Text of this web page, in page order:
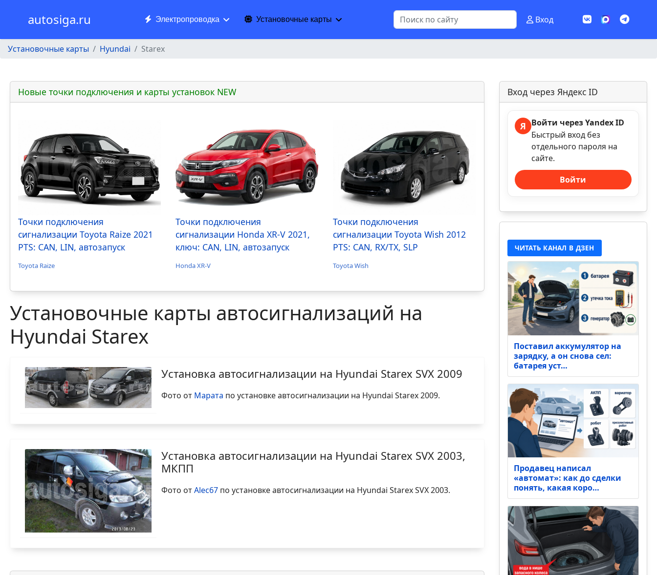
autosiga.ru Электропроводка Установочные карты Поиск Вход
Установочные карты Hyundai Starex
Новые точки подключения и карты установок NEW
Точки подключения
сигнализации Toyota Raize 2021
PTS: CAN, LIN, автозапуск
Toyota Raize
Точки подключения
сигнализации Honda XR-V 2021,
ключ: CAN, LIN, автозапуск
Honda XR-V
Точки подключения
сигнализации Toyota Wish 2012
PTS: CAN, RX/TX, SLP
Toyota Wish
Установочные карты автосигнализаций на
Hyundai Starex
Установка автосигнализации на Hyundai Starex SVX 2009
Фото от Марата по установке автосигнализации на Hyundai Starex 2009.
Установка автосигнализации на Hyundai Starex SVX 2003,
MКПП
Фото отAlec67по установке автосигнализации на Hyundai Starex SVX 2003.
Вход через Яндекс ID
Я Войти через Yandex ID
Быстрый вход без
отдельного пароля на
сайте.
Войти
ЧИТАТЬ КАНАЛ В ДЗЕН
Поставил аккумулятор на
зарядку, а он снова сел:
батарея уст…
Продавец написал
«автомат»: как до сделки
понять, какая коро…